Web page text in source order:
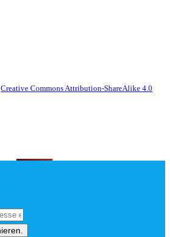
Creative Commons Attribution-ShareAlike 4.0